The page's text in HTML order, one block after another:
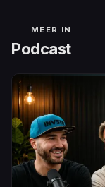
MEER IN
Podcast